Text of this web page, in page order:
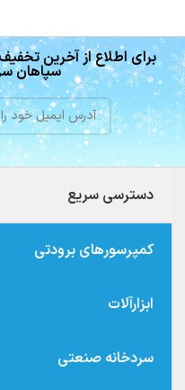
برای اطلاع از آخرین
سپاهان
دسترسی سریع
کمپرسورهای برودتی
ابزارآلات
سردخانه صنعتی